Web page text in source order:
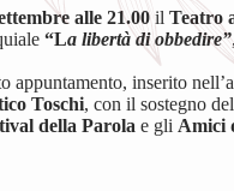
alle 21.00 il Teatro
“La libertà di obbedire”
appuntamento, inserito
Toschi, con il sostegno
della Parola e gli Amici